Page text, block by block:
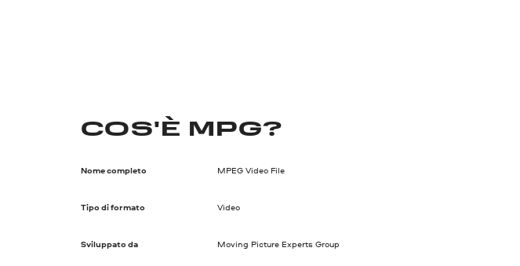
COS'È MPG?
Nome completo MPEG Video File
Tipo di formato Video
Sviluppato da Moving Picture Experts Group